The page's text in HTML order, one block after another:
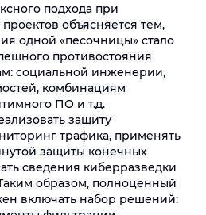
подхода при
объясняется тем,
одной «песочницы» стало
противостояния
социальной инженерии,
комбинациям
ПО и т.д.
защиту
трафика, применять
защиты конечных
сведения киберразведки
образом, полноценный
включать набор решений: